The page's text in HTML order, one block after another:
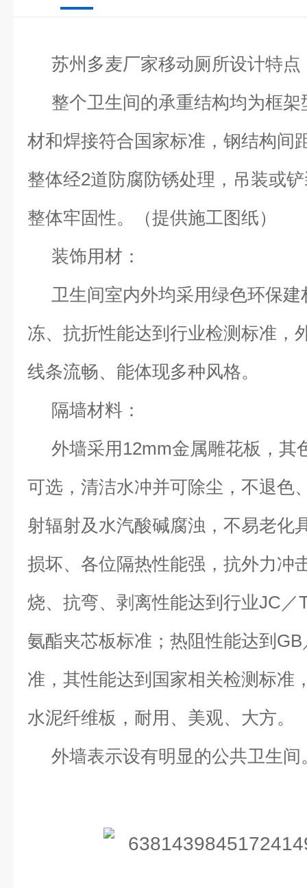
苏州多麦厂家移动厕所设计特点
整个卫生间的承重结构均为框
材和焊接符合国家标准，钢结构间
整体经2道防腐防锈处理，吊装或
整体牢固性。（提供施工图纸）
装饰用材：
卫生间室内外均采用绿色环保
冻、抗折性能达到行业检测标准，
线条流畅、能体现多种风格。
隔墙材料：
外墙采用12mm金属雕花板，其
可选，清洁水冲并可除尘，不退色
射辐射及水汽酸碱腐浊，不易老化
损坏、各位隔热性能强，抗外力冲
烧、抗弯、剥离性能达到行业JC／
氨酯夹芯板标准；热阻性能达到
准，其性能达到国家相关检测标准
水泥纤维板，耐用、美观、大方。
外墙表示设有明显的公共卫生间